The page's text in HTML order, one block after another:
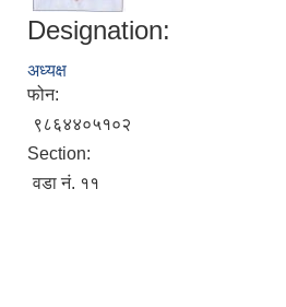
Designation:
अध्यक्ष
फोन:
९८६४४०५१०२
Section:
वडा नं. ११